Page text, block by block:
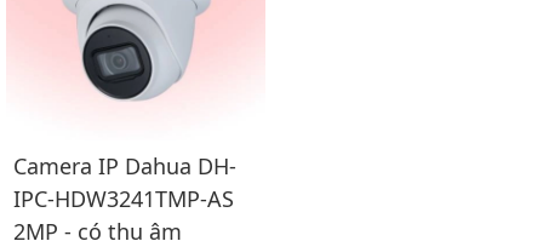
Camera IP Dahua DH-
IPC-HDW3241TMP-AS
2MP - có thu âm